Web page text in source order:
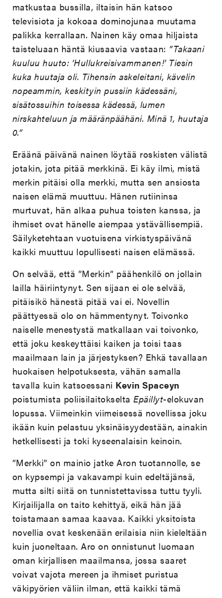
matkustaa bussilla, iltaisin hän katsoo
televisiota ja kokoaa dominojunaa muutama
palikka kerrallaan. Nainen käy omaa hiljaista
taisteluaan häntä kiusaavia vastaan: ”Takaani
kuuluu huuto: ’Hullukreisivammanen!’ Tiesin
kuka huutaja oli. Tihensin askeleitani, kävelin
nopeammin, keskityin pussiin kädessäni,
sisätossuihin toisessa kädessä, lumen
nirskahteluun ja määränpäähäni. Minä 1, huutaja
0.”
Eräänä päivänä nainen löytää roskisten välistä
jotakin, jota pitää merkkinä. Ei käy ilmi, mistä
merkin pitäisi olla merkki, mutta sen ansiosta
naisen elämä muuttuu. Hänen rutiininsa
murtuvat, hän alkaa puhua toisten kanssa, ja
ihmiset ovat hänelle aiempaa ystävällisempiä.
Säilyketehtaan vuotuisena virkistyspäivänä
kaikki muuttuu lopullisesti naisen elämässä.
On selvää, että ”Merkin” päähenkilö on jollain
lailla häiriintynyt. Sen sijaan ei ole selvää,
pitäisikö hänestä pitää vai ei. Novellin
päättyessä olo on hämmentynyt. Toivonko
naiselle menestystä matkallaan vai toivonko,
että joku keskeyttäisi kaiken ja toisi taas
maailmaan lain ja järjestyksen? Ehkä tavallaan
huokaisen helpotuksesta, vähän samalla
tavalla kuin katsoessani Kevin Spaceyn
poistumista poliisilaitokseltaEpäillyt-elokuvan
lopussa. Viimeinkin viimeisessä novellissa joku
ikään kuin pelastuu yksinäisyydestään, ainakin
hetkellisesti ja toki kyseenalaisin keinoin.
”Merkki” on mainio jatke Aron tuotannolle, se
on kypsempi ja vakavampi kuin edeltäjänsä,
mutta silti siitä on tunnistettavissa tuttu tyyli.
Kirjailijalla on taito kehittyä, eikä hän jää
toistamaan samaa kaavaa. Kaikki yksitoista
novellia ovat keskenään erilaisia niin kieleltään
kuin juoneltaan. Aro on onnistunut luomaan
oman kirjallisen maailmansa, jossa saaret
voivat vajota mereen ja ihmiset puristua
väkipyörien väliin ilman, että kaikki tämä